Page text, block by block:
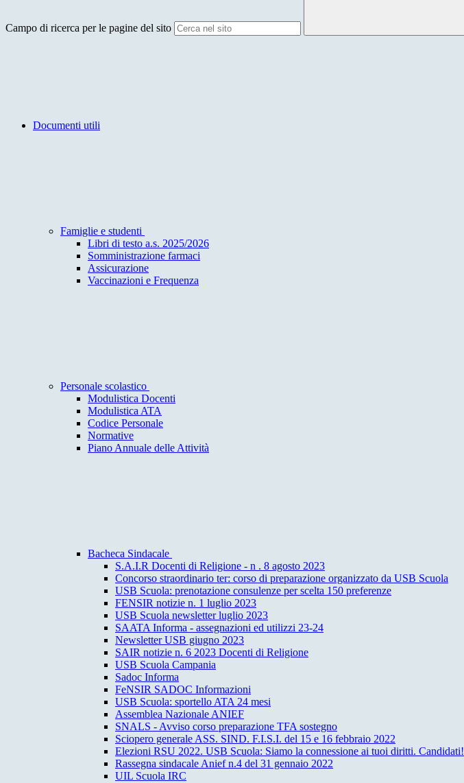
Campo di ricerca per le pagine del sito
Documenti utili
Famiglie e studenti
Libri di testo a.s. 2025/2026
Somministrazione farmaci
Assicurazione
Vaccinazioni e Frequenza
Personale scolastico
Modulistica Docenti
Modulistica ATA
Codice Personale
Normative
Piano Annuale delle Attività
Bacheca Sindacale
S.A.I.R Docenti di Religione - n . 8 agosto 2023
Concorso straordinario ter: corso di preparazione organizzato da USB Scuola
USB Scuola: prenotazione consulenze per scelta 150 preferenze
FENSIR notizie n. 1 luglio 2023
USB Scuola newsletter luglio 2023
SAATA Informa - assegnazioni ed utilizzi 23-24
Newsletter USB giugno 2023
SAIR notizie n. 6 2023 Docenti di Religione
USB Scuola Campania
Sadoc Informa
FeNSIR SADOC Informazioni
USB Scuola: sportello ATA 24 mesi
Assemblea Nazionale ANIEF
SNALS - Avviso corso preparazione TFA sostegno
Sciopero generale ASS. SIND. F.I.S.I. del 15 e 16 febbraio 2022
Elezioni RSU 2022. USB Scuola: Siamo la connessione ai tuoi diritti. Candidati!
Rassegna sindacale Anief n.4 del 31 gennaio 2022
UIL Scuola IRC